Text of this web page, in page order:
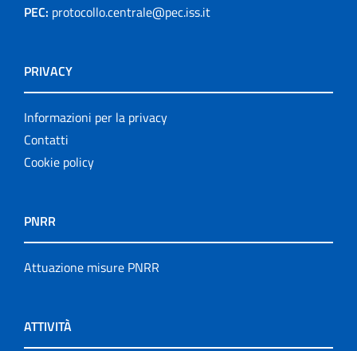
PEC: protocollo.centrale@pec.iss.it
PRIVACY
Informazioni per la privacy
Contatti
Cookie policy
PNRR
Attuazione misure PNRR
ATTIVITÀ